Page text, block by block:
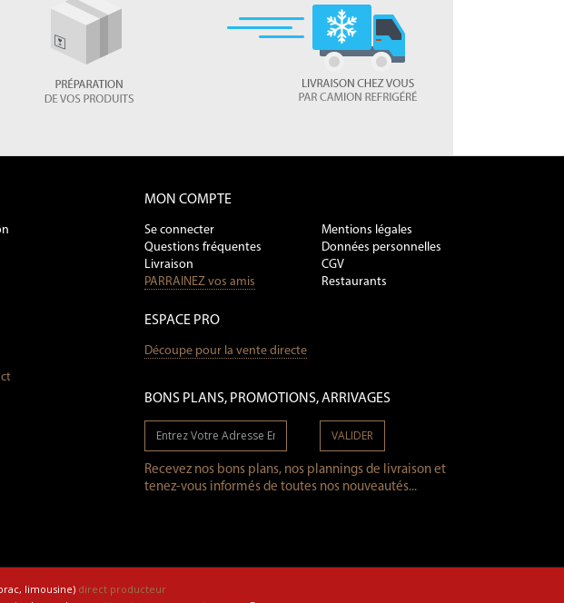
MON COMPTE
Se connecter
Questions fréquentes
Livraison
PARRAINEZ vos amis
Mentions légales
Données personnelles
CGV
Restaurants
ESPACE PRO
Découpe pour la vente directe
BONS PLANS, PROMOTIONS, ARRIVAGES
VALIDER
Recevez nos bons plans, nos plannings de livraison et
tenez-vous informés de toutes nos nouveautés...
limousine) direct producteur